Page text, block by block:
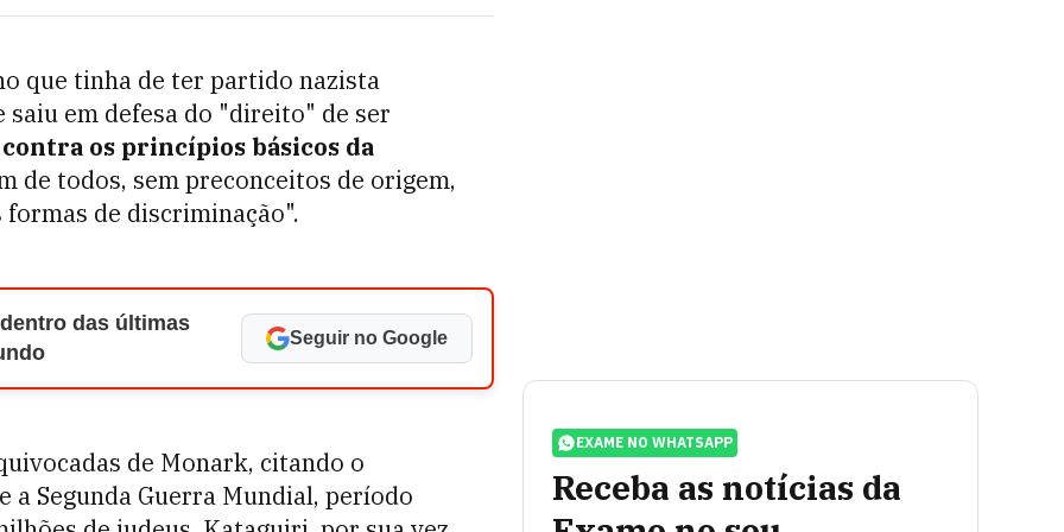
que tinha de ter partido nazista
saiu em defesa do "direito" de ser
os princípios básicos da
de todos, sem preconceitos de origem,
de discriminação".
das últimas
Seguir no Google
de Monark, citando o
Segunda Guerra Mundial, período
EXAME NO WHATSAPP
Receba as notícias da